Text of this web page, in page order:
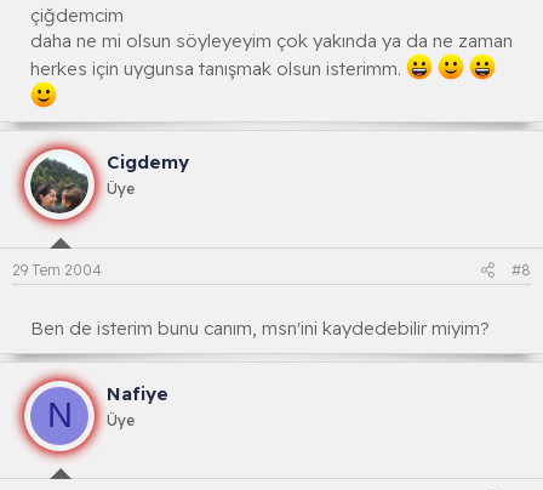
çiğdemcim
daha ne mi olsun söyleyeyim çok yakında ya da ne zaman
herkes için uygunsa tanışmak olsun isterimm.
Cigdemy
Üye
29 Tem 2004 #8
Ben de isterim bunu canım, msn'ini kaydedebilir miyim?
N
Nafiye
Üye